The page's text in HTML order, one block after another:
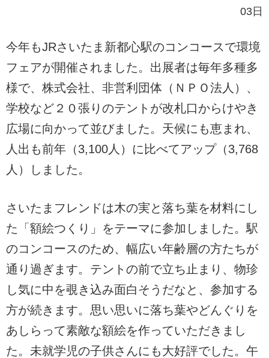
03日
今年もJRさいたま新都心駅のコンコースで環境
フェアが開催されました。出展者は毎年多種多
様で、株式会社、非営利団体（ＮＰＯ法人）、
学校など２０張りのテントが改札口からけやき
広場に向かって並びました。天候にも恵まれ、
人出も前年（3,100人）に比べてアップ（3,768
人）しました。
さいたまフレンドは木の実と落ち葉を材料にし
た「額絵つくり」をテーマに参加しました。駅
のコンコースのため、幅広い年齢層の方たちが
通り過ぎます。テントの前で立ち止まり、物珍
し気に中を覗き込み面白そうだなと、参加する
方が続きます。思い思いに落ち葉やどんぐりを
あしらって素敵な額絵を作っていただきまし
た。未就学児の子供さんにも大好評でした。午